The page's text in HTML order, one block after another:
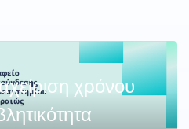
χρόνου